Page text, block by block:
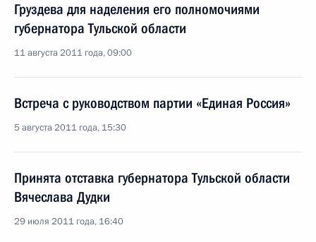
Груздева для наделения его полномочиями
губернатора Тульской области
11 августа 2011 года, 09:00
Встреча с руководством партии «Единая Россия»
5 августа 2011 года, 15:30
Принята отставка губернатора Тульской области
Вячеслава Дудки
29 июля 2011 года, 16:40